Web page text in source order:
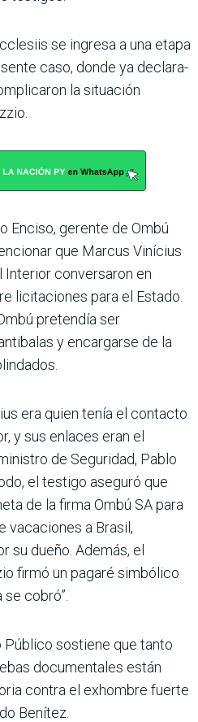
se ingresa a una etapa
caso, donde ya declara­
la situación
Enciso, gerente de Ombú
que Marcus Vinícius
conversaron en
licita­ciones para el Estado.
pretendía ser
y encar­garse de la
era quien tenía el contacto
y sus enlaces eran el
de Seguridad, Pablo
el testigo aseguró que
de la firma Ombú SA para
vacaciones a Brasil,
su dueño. Ade­más, el
firmó un pagaré simbólico
cobró”.
sostiene que tanto
documentales están
contra el exhombre fuerte
Benítez.